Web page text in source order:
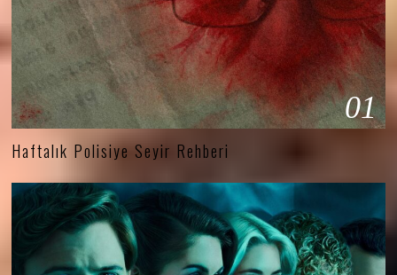
01
Haftalık Polisiye Seyir Rehberi